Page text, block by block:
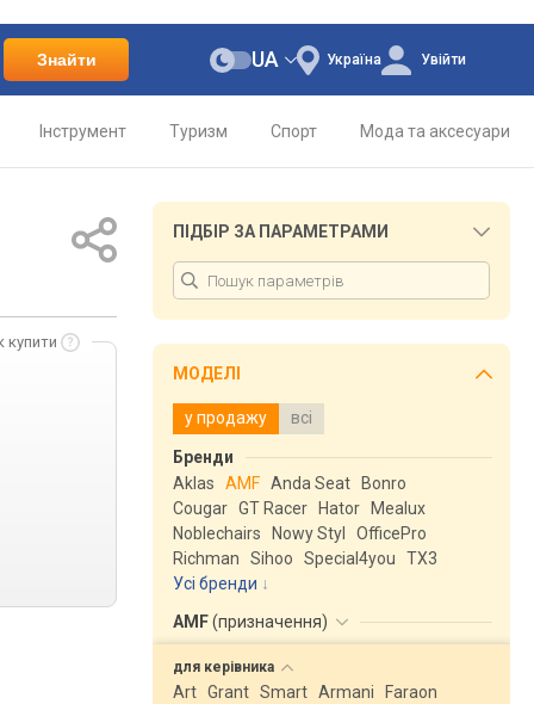
Знайти Україна
UA Увійти
Інструмент Туризм Спорт Мода та аксесуари
купити
ПІДБІР ЗА ПАРАМЕТРАМИ
МОДЕЛІ
у продажу всі
Бренди
Aklas
AMF Anda Seat
Bonro
Cougar GT Racer Hator
Mealux
Noblechairs
Nowy Styl
OfficePro
Richman
Sihoo Special4you
ТX3
Усі бренди
AMF(призначення)
для керівника
Art Grant Smart Armani
Faraon